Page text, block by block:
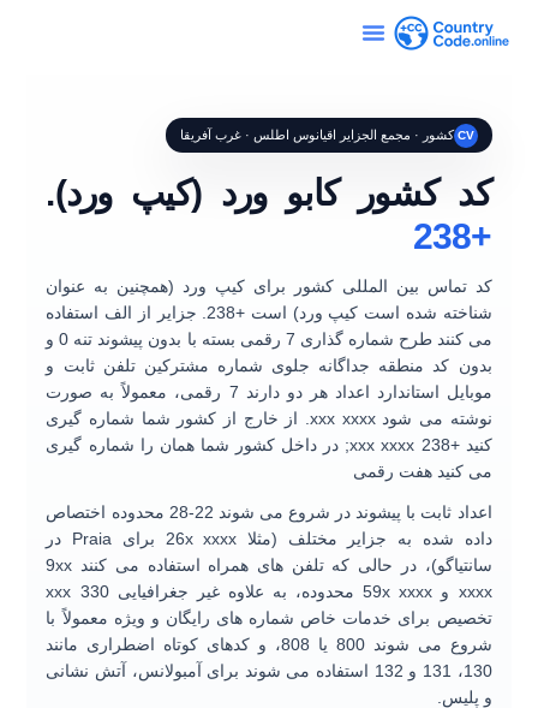
CV کشور · مجمع الجزایر اقیانوس اطلس · غرب آفریقا
کد کشور کابو ورد (کیپ ورد).
+238
کد تماس بین المللی کشور برای کیپ ورد
(همچنین به عنوان
شناخته شده است کیپ ورد) است +238
. جزایر از الف استفاده
می کنندطرح شماره گذاری 7 رقمی بسته با بدون پیشوند تنه 0
و
بدون کد منطقه جداگانه جلوی شماره مشترکین تلفن ثابت و
موبایل استاندارد اعداد هر دو دارند 7 رقمی
، معمولاً به صورت
نوشته می شودxxx xxxx . از خارج از کشور شما شماره گیری
کنید+238 xxx xxxx
; در داخل کشور شما همان را شماره گیری
می کنید هفت رقمی
اعداد ثابت با پیشوند در شروع می شوند 22-28
محدوده اختصاص
داده شده به جزایر مختلف (مثلا 26x xxxx
برای Praia در
سانتیاگو)، در حالی که تلفن های همراه استفاده می کنند 9xx
xxxx و 59x xxxxمحدوده، به علاوه غیر جغرافیایی330 xxx
تخصیص برای خدمات خاص شماره های رایگان و ویژه معمولاً با
شروع می شوند800 یا 808، و کدهای کوتاه اضطراری مانند
130، 131 و 132 استفاده می شوند برای آمبولانس، آتش نشانی
و پلیس.